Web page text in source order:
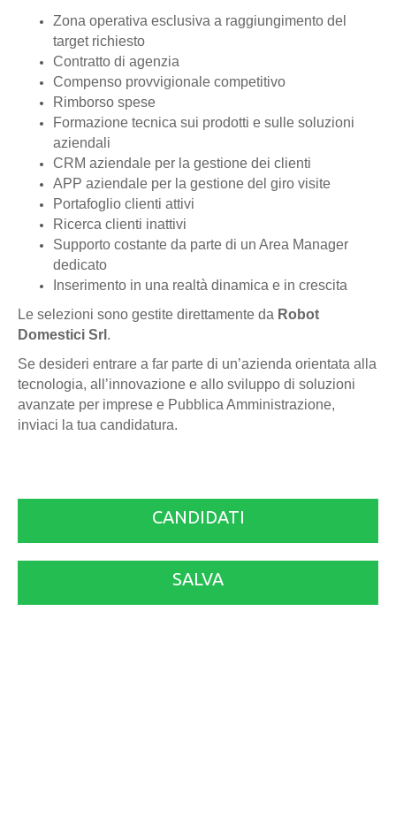
Zona operativa esclusiva a raggiungimento del
target richiesto
Contratto di agenzia
Compenso provvigionale competitivo
Rimborso spese
Formazione tecnica sui prodotti e sulle soluzioni
aziendali
CRM aziendale per la gestione dei clienti
APP aziendale per la gestione del giro visite
Portafoglio clienti attivi
Ricerca clienti inattivi
Supporto costante da parte di un Area Manager
dedicato
Inserimento in una realtà dinamica e in crescita
Le selezioni sono gestite direttamente da Robot
Domestici Srl .
Se desideri entrare a far parte di un’azienda orientata alla
tecnologia, all’innovazione e allo sviluppo di soluzioni
avanzate per imprese e Pubblica Amministrazione,
inviaci la tua candidatura.
CANDIDATI
SALVA